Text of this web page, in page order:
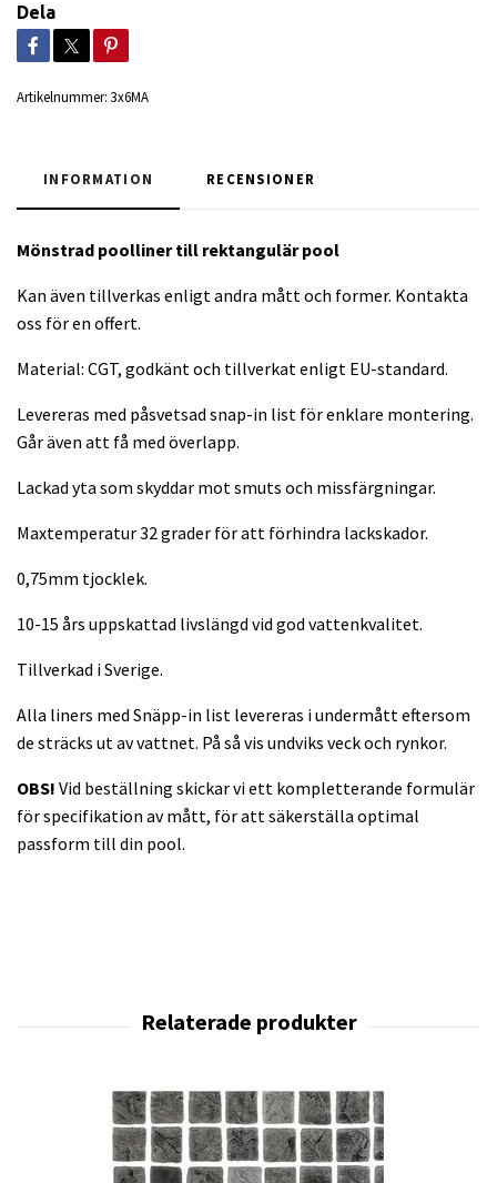
Dela
Artikelnummer: 3x6MA
INFORMATION RECENSIONER
Mönstrad poolliner till rektangulärpool
Kan även tillverkas enligt andra mått och former. Kontakta
oss för en offert.
Material: CGT, godkänt och tillverkat enligt EU-standard.
Levereras med påsvetsad snap-in list för enklare montering.
Går även att få med överlapp.
Lackad yta som skyddar mot smuts och missfärgningar.
Maxtemperatur 32 grader för att förhindra lackskador.
0,75mm tjocklek.
10-15 års uppskattad livslängd vid god vattenkvalitet.
Tillverkad i Sverige.
Alla liners med Snäpp-in list levereras i undermått eftersom
de sträcks ut av vattnet. På så vis undviks veck och rynkor.
OBS! Vid beställning skickar vi ett kompletterande formulär
för specifikation av mått, för att säkerställa optimal
passform till din pool.